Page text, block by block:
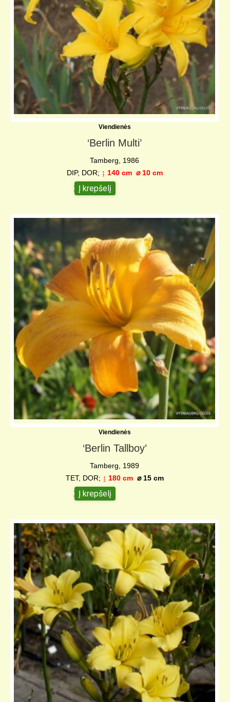
Viendienės
‘Berlin Multi’
Tamberg, 1986
DIP, DOR; ↨ 140 cm ⌀ 10 cm
10,00€
Į krepšelį
Viendienės
‘Berlin Tallboy’
Tamberg, 1989
TET, DOR; ↨ 180 cm ⌀ 15 cm
10,00€
Į krepšelį